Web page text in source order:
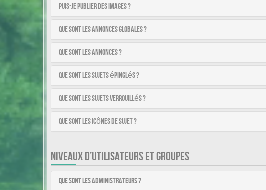
Puis-je publier des images ?
Que sont les annonces globales ?
Que sont les annonces ?
Que sont les sujets épinglés ?
Que sont les sujets verrouillés ?
Que sont les icônes de sujet ?
NIVEAUX D’UTILISATEURS ET GROUPES
Que sont les administrateurs ?